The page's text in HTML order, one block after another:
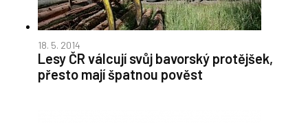
18. 5. 2014
Lesy ČR válcují svůj bavorský protějšek,
přesto mají špatnou pověst